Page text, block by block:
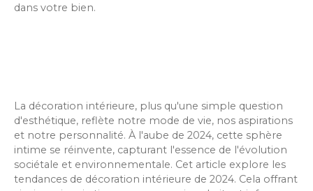
dans votre bien.
La décoration intérieure, plus qu'une simple question
d'esthétique, reflète notre mode de vie, nos aspirations
et notre personnalité. À l'aube de 2024, cette sphère
intime se réinvente, capturant l'essence de l'évolution
sociétale et environnementale. Cet article explore les
tendances de décoration intérieure de 2024. Cela offrant